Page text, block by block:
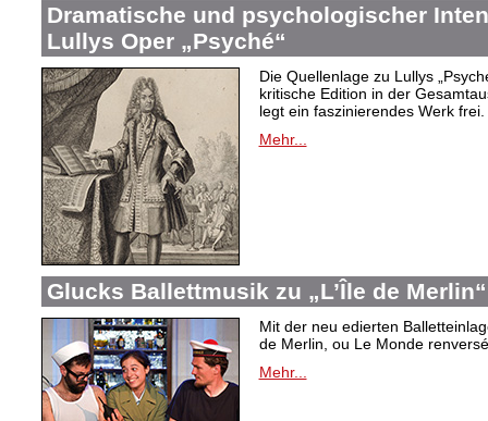
Dramatische und psychologischer
Lullys Oper „Psyché“
Die Quellenlage zu Lullys
kritische Edition in der
legt ein faszinierendes Werk frei.
Mehr...
Glucks Ballettmusik zu „L’Île de Merlin“
Mit der neu edierten
de Merlin, ou Le Monde
Mehr...